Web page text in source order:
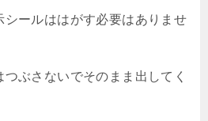
シールははがす必要はありませ
ぶさないでそのまま出してく